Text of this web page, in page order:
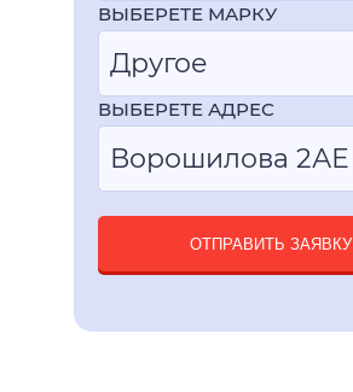
ВЫБЕРЕТЕ МАРКУ
ВЫБЕРЕТЕ АДРЕС
ОТПРАВИТЬ ЗАЯВКУ